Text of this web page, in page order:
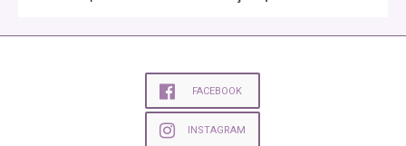
FACEBOOK
INSTAGRAM